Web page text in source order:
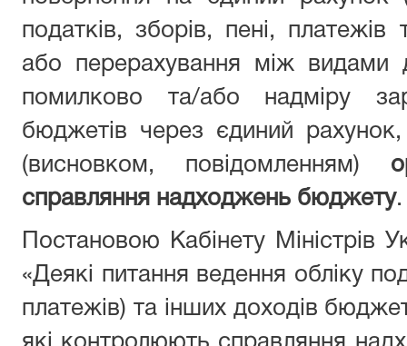
податків, зборів, пені,
або перерахування між видами
помилково та/або надміру
бюджетів через єдиний
(висновком, повідомленням)
справляння надходжень бюджету.
Постановою Кабінету Міністрів
«Деякі питання ведення обліку
платежів) та інших доходів